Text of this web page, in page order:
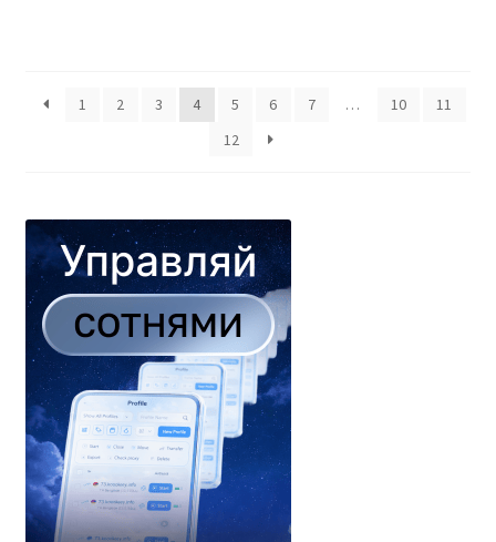
1 2 3 4 5 6 7 … 10
11
12